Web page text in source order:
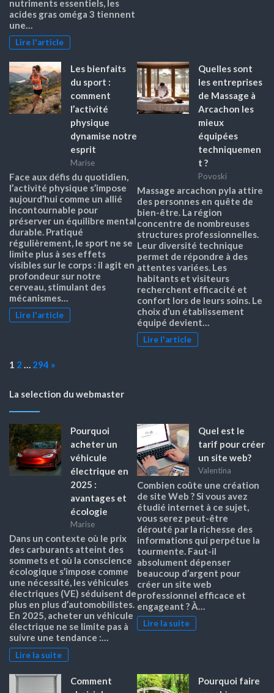
nutriments essentiels, les
acides gras oméga 3 tiennent
une…
Lire l'article
Les bienfaits
du sport :
comment
l’activité
physique
dynamise notre
esprit
Marise
Face aux défis du quotidien,
l’activité physique s’impose
aujourd’hui comme un allié
incontournable pour
préserver un équilibre mental
durable. Pratiqué
régulièrement, le sport ne se
limite plus à ses effets
visibles sur le corps : il agit en
profondeur sur notre
cerveau, stimulant des
mécanismes…
Lire l'article
Quelles sont
les entreprises
de Massage à
Arcachon les
mieux
équipées
techniquemen
t ?
Povoski
Massage arcachon pyla attire
des personnes en quête de
bien-être. La région
concentre de nombreuses
structures professionnelles.
Leur diversité technique
permet de répondre à des
attentes variées. Les
habitants et visiteurs
recherchent efficacité et
confort lors de leurs soins. Le
choix d’un établissement
équipé devient…
Lire l'article
Page:
1 2 … 294 Next
»
La selection du webmaster
Pourquoi
acheter un
véhicule
électrique en
2025 :
avantages et
écologie
Marise
Dans un contexte où le prix
des carburants atteint des
sommets et où la conscience
écologique s’impose comme
une nécessité, les véhicules
électriques (VE) séduisent de
plus en plus d’automobilistes.
En 2025, acheter un véhicule
électrique ne se limite pas à
suivre une tendance :…
Lire la suite
Quel est le
tarif pour créer
un site web?
Valentina
Combien coûte une création
de site Web ? Si vous avez
étudié internet à ce sujet,
vous serez peut-être
dérouté par la richesse des
informations qui perpétue la
tourmente. Faut-il
absolument dépenser
beaucoup d’argent pour
créer un site web
professionnel efficace et
engageant ? À…
Lire la suite
Comment
Pourquoi faire